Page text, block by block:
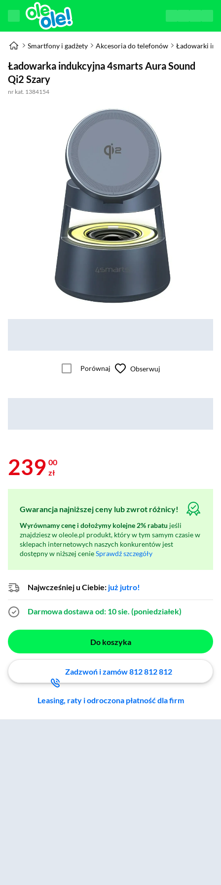
Smartfony i gadżety Akcesoria do telefonów Ładowarki
Ładowarka indukcyjna 4smarts Aura Sound
Qi2 Szary
nr kat. 1384154
Porównaj Obserwuj
239 00
zł
Gwarancja najniższej ceny lub zwrot różnicy!
Wyrównamy cenę i dołożymy kolejne 2% rabatu jeśli
znajdziesz w oleole.pl produkt, który w tym samym czasie w
sklepach internetowych naszych konkurentów jest
dostępny w niższej cenieSprawdź szczegóły
Najwcześniej u Ciebie: już jutro!
Darmowa dostawa od: 10 sie. (poniedziałek)
Do koszyka
Zadzwoń i zamów 812 812 812
Leasing, raty i odroczona płatność dla firm